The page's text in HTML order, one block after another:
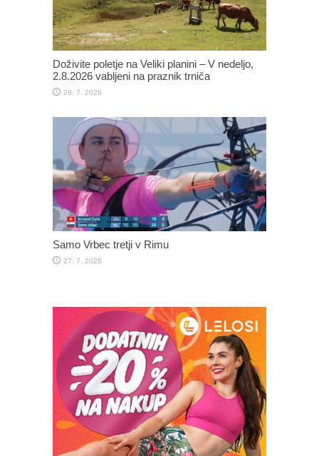
Doživite poletje na Veliki planini – V nedeljo,
2.8.2026 vabljeni na praznik trniča
28. 7. 2026
Samo Vrbec tretji v Rimu
27. 7. 2026